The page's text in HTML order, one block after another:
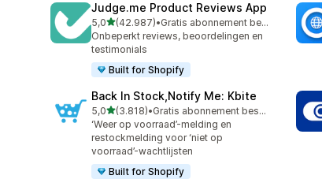
Judge.me Product Reviews App
5,0van 5 sterren
(42.987)
42987 recensies in totaal
•
Gratis abonnement beschikbaar
Onbeperkt reviews, beoordelingen en
testimonials
Built for Shopify
Back In Stock,Notify Me: Kbite
5,0van 5 sterren
(3.818)
3818 recensies in totaal
•
Gratis abonnement beschikbaar
‘Weer op voorraad’-melding en
restockmelding voor ‘niet op
voorraad’-wachtlijsten
Built for Shopify